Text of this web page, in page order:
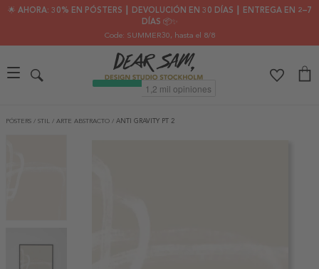
🌟 AHORA: 30% EN PÓSTERS ┃ DEVOLUCIÓN EN 30 DÍAS ┃ ENTREGA EN 2–7
DÍAS 📦✨
Code: SUMMER30, hasta el 8/8
PÓSTERS / STIL / ARTE ABSTRACTO / ANTI GRAVITY PT 2